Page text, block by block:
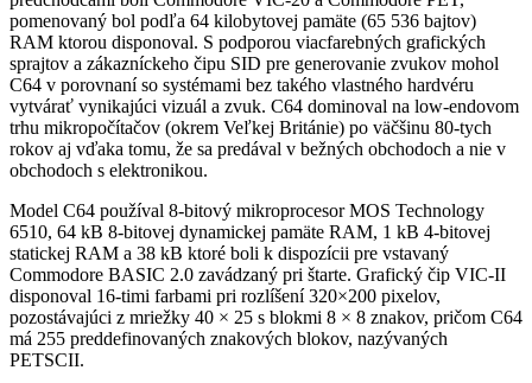
pomenovaný bol podľa 64 kilobytovej pamäte (65 536 bajtov)
RAM ktorou disponoval. S podporou viacfarebných grafických
sprajtov a zákazníckeho čipu SID pre generovanie zvukov mohol
C64 v porovnaní so systémami bez takého vlastného hardvéru
vytvárať vynikajúci vizuál a zvuk. C64 dominoval na low-endovom
trhu mikropočítačov (okrem Veľkej Británie) po väčšinu 80-tych
rokov aj vďaka tomu, že sa predával v bežných obchodoch a nie v
obchodoch s elektronikou.
Model C64 používal 8-bitový mikroprocesor MOS Technology
6510, 64 kB 8-bitovej dynamickej pamäte RAM, 1 kB 4-bitovej
statickej RAM a 38 kB ktoré boli k dispozícii pre vstavaný
Commodore BASIC 2.0 zavádzaný pri štarte. Grafický čip VIC-II
disponoval 16-timi farbami pri rozlíšení 320×200 pixelov,
pozostávajúci z mriežky 40 × 25 s blokmi 8 × 8 znakov, pričom C64
má 255 preddefinovaných znakových blokov, nazývaných
PETSCII.